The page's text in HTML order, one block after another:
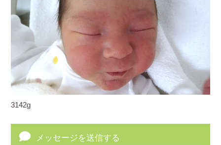
3142g
メッセージを送信する